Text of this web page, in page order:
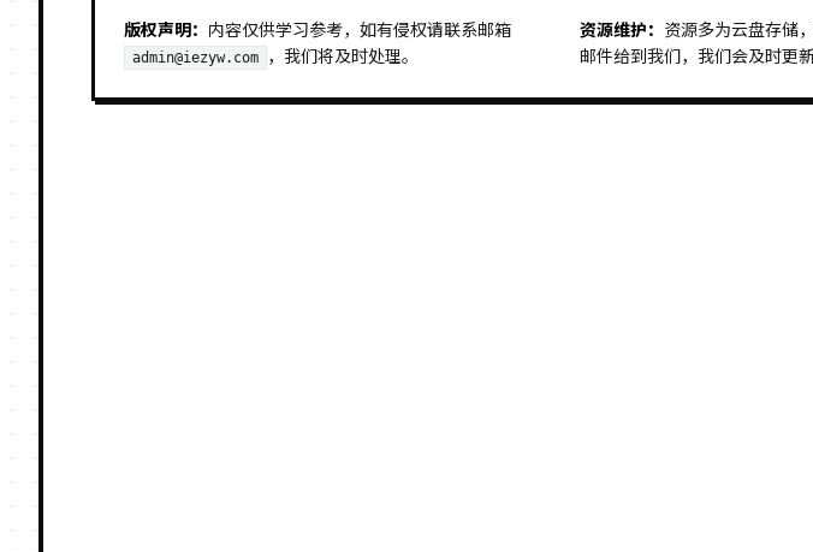
版权声明： 内容仅供学习参考，如有侵权请联系邮箱
admin@iezyw.com ，我们将及时处理。
资源维护： 资源多为云盘存储
邮件给到我们，我们会及时更新